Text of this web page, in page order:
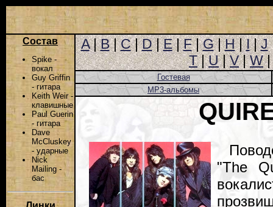
Состав
Spike -
вокал
Guy Griffin
- гитара
Keith Weir -
клавишные
Paul Guerin
- гитара
Dave
McCluskey
- ударные
Nick
Mailing -
бас
A|B|C|D|E|F|G|H|I|J
T|U|V|W
Гостевая
MP3-альбомы
"The